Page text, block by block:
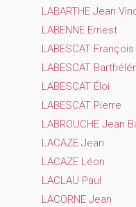
LABARTHE Jean
LABENNE Ernest
LABESCAT François
LABESCAT
LABESCAT Éloi
LABESCAT Pierre
LABROUCHE Jean
LACAZE Jean
LACAZE Léon
LACLAU Paul
LACORNE Jean